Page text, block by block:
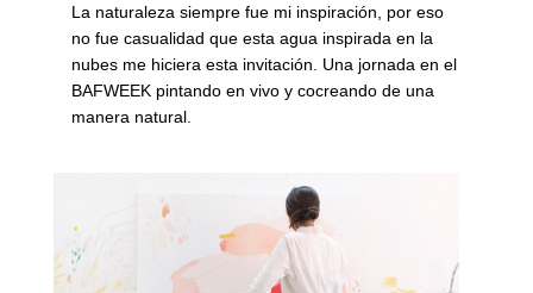
La naturaleza siempre fue mi inspiración, por eso
no fue casualidad que esta agua inspirada en la
nubes me hiciera esta invitación. Una jornada en el
BAFWEEK pintando en vivo y cocreando de una
manera natural.